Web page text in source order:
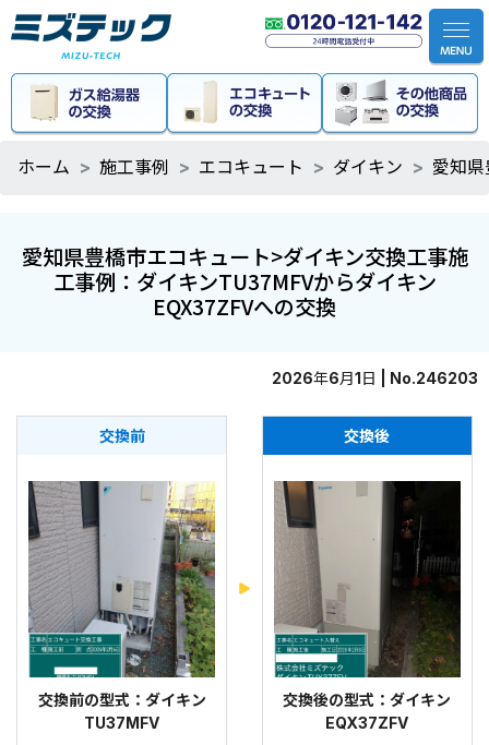
ホーム 施工事例 エコキュート ダイキン 愛知
愛知県豊橋市エコキュート>ダイキン交換工事施
工事例：ダイキンTU37MFVからダイキン
EQX37ZFVへの交換
2026年6月1日 | No.246203
交換前
交換前の型式：ダイキン
TU37MFV
交換後
交換後の型式：ダイキン
EQX37ZFV